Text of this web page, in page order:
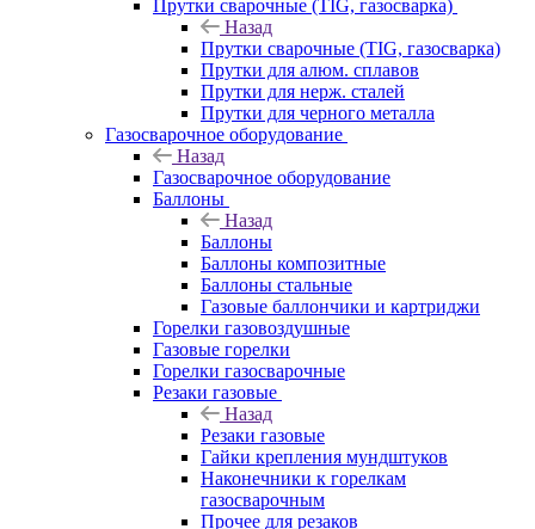
Прутки сварочные (TIG, газосварка)
Назад
Прутки сварочные (TIG, газосварка)
Прутки для алюм. сплавов
Прутки для нерж. сталей
Прутки для черного металла
Газосварочное оборудование
Назад
Газосварочное оборудование
Баллоны
Назад
Баллоны
Баллоны композитные
Баллоны стальные
Газовые баллончики и картриджи
Горелки газовоздушные
Газовые горелки
Горелки газосварочные
Резаки газовые
Назад
Резаки газовые
Гайки крепления мундштуков
Наконечники к горелкам
газосварочным
Прочее для резаков